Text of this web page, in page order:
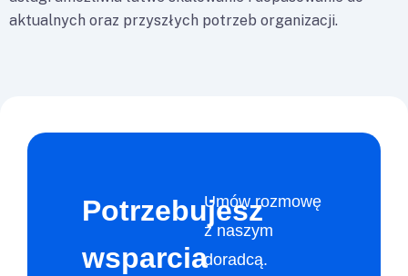
aktualnych oraz przyszłych potrzeb organizacji.
Potrzebujesz
wsparcia
Umów rozmowę
z naszym
doradcą.